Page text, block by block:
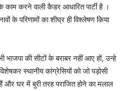
करने वाली कैडर आधारित पार्टी है ।
के परिणामों का शीघ्र ही विश्लेषण किया
भाजपा की सीटों के बराबर नहीं आए हों, उन्हे
स्थानीय कांग्रेसियों को जो पड़ोसी
और घर में बुरी तरह पराजित होने का मलाल